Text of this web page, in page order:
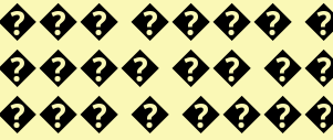
����
��
�